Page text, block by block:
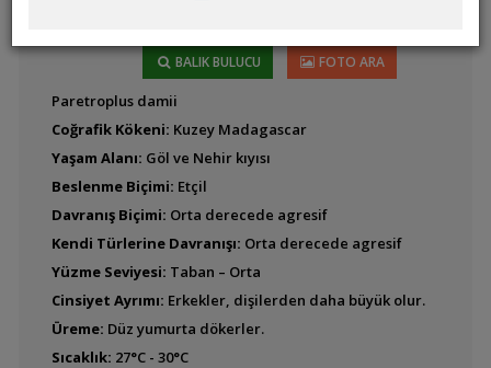
nigrodorsalis
Benitochromis
Benitochromis
ufermanni
BALIK BULUCU FOTO ARA
Paretroplus damii
Coğrafik Kökeni: Kuzey Madagascar
Yaşam Alanı: Göl ve Nehir kıyısı
Beslenme Biçimi: Etçil
Davranış Biçimi: Orta derecede agresif
Kendi Türlerine Davranışı: Orta derecede agresif
Yüzme Seviyesi: Taban – Orta
Cinsiyet Ayrımı: Erkekler, dişilerden daha büyük olur.
Üreme: Düz yumurta dökerler.
Sıcaklık: 27°C - 30°C